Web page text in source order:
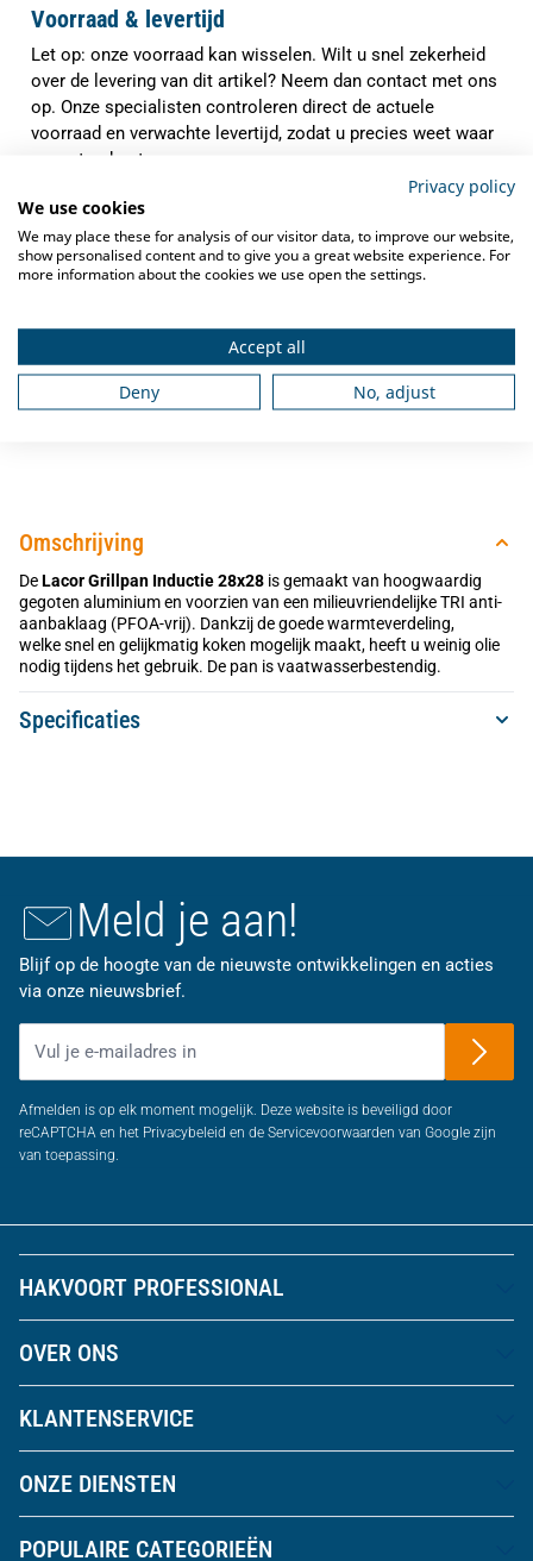
Voorraad & levertijd
Let op: onze voorraad kan wisselen. Wilt u snel zekerheid
over de levering van dit artikel? Neem dan contact met ons
op. Onze specialisten controleren direct de actuele
voorraad en verwachte levertijd, zodat u precies weet waar
u aan toe bent.
✓ Indien op voorraad binnen
verzonden
✓ Gratis verzendingvanaf €250,-
✓ Ook na aankoop bieden weservice en
ondersteuning
Omschrijving
DeLacor Grillpan Inductie 28x28 is gemaakt van hoogwaardig
gegoten aluminium en voorzien van een milieuvriendelijke TRI anti-
aanbaklaag (PFOA-vrij). Dankzij de goede warmteverdeling,
welke snel en gelijkmatig koken mogelijk maakt, heeft u weinig olie
nodig tijdens het gebruik. De pan is vaatwasserbestendig.
Specificaties
Meld je aan!
Blijf op de hoogte van de nieuwste ontwikkelingen en acties
via onze nieuwsbrief.
Afmelden is op elk moment mogelijk. Deze website is beveiligd door
reCAPTCHA en het Privacybeleid en de Servicevoorwaarden van Google zijn
van toepassing.
HAKVOORT PROFESSIONAL
OVER ONS
KLANTENSERVICE
ONZE DIENSTEN
POPULAIRE CATEGORIEËN
Privacy policy
We use cookies
We may place these for analysis of our visitor data, to improve our website,
show personalised content and to give you a great website experience. For
more information about the cookies we use open the settings.
Accept all
Deny
No, adjust